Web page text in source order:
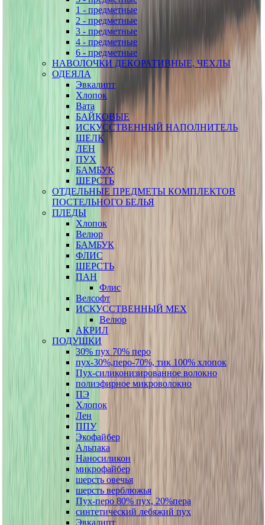
1 - предметные
2 - предметные
3 - предметные
4 - предметные
6 - предметные
НАВОЛОЧКИ ДЕКОРАТИВНЫЕ, ЧЕХЛЫ
ОДЕЯЛА
Эвкалипт
Хлопок
Вата
БАЙКОВЫЕ
ИСКУССТВЕННЫЙ НАПОЛНИТЕЛЬ
ШЕЛК
ЛЕН
ПУХ
БАМБУК
ШЕРСТЬ
ОТДЕЛЬНЫЕ ПРЕДМЕТЫ КОМПЛЕКТОВ
ПОСТЕЛЬНОГО БЕЛЬЯ
ПЛЕДЫ
Хлопок
Велюр
БАМБУК
ФЛИС
ШЕРСТЬ
ПАН
Флис
Велсофт
ИСКУССТВЕННЫЙ МЕХ
Велюр
АКРИЛ
ПОДУШКИ
30% пух 70% перо
пух-30%,перо-70%, тик 100% хлопок
Пух-силиконизированное волокно
полиэфирное микроволокно
ПЭ
Хлопок
Лен
ППУ
Экофайбер
Альпака
Наносиликон
микрофайбер
шерсть овечья
шерсть верблюжья
Пух-перо 80% пух, 20%пера
синтетический лебяжий пух
Эвкалипт